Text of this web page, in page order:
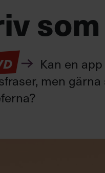
Kan en
men